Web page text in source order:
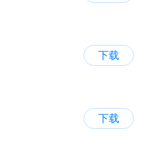
下载
下载